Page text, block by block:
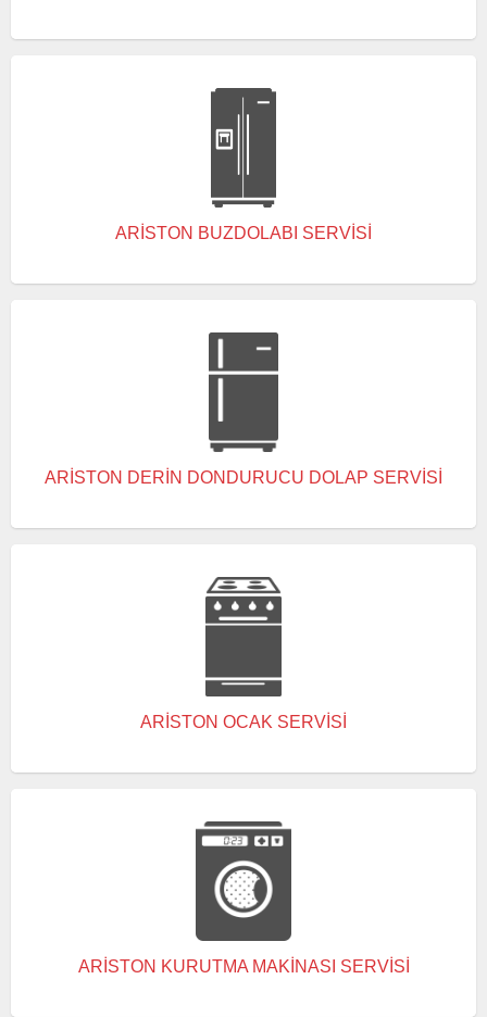
ARISTON BUZDOLABI SERVISI
ARISTON DERIN DONDURUCU DOLAP SERVISI
ARISTON OCAK SERVISI
ARISTON KURUTMA MAKINASI SERVISI